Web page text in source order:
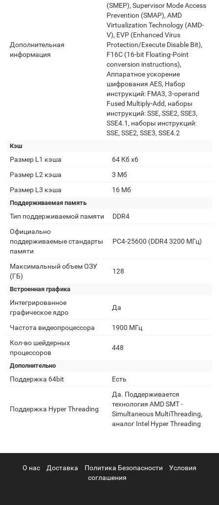
Дополнительная
информация
(SMEP), Supervisor Mode Access
Prevention (SMAP), AMD
Virtualization Technology (AMD-
V), EVP (Enhanced Virus
Protection/Execute Disable Bit),
F16C (16-bit Floating-Point
conversion instructions),
Аппаратное ускорение
шифрования AES, Набор
инструкций: FMA3, 3-operand
Fused Multiply-Add, наборы
инструкций: SSE, SSE2, SSE3,
SSE4.1, наборы инструкций:
SSE, SSE2, SSE3, SSE4.2
Кэш
Размер L1 кэша
64 Кб x6
Размер L2 кэша
3 Мб
Размер L3 кэша
16 Мб
Поддерживаемая память
Тип поддерживаемой памяти
DDR4
Официально
поддерживаемые стандарты
памяти
PC4-25600 (DDR4 3200 МГц)
Максимальный объем ОЗУ
(ГБ)
128
Встроенная графика
Интегрированное
графическое ядро
Да
Частота видеопроцессора
1900 МГц
Кол-во шейдерных
процессоров
448
Дополнительно
Поддержка 64bit Есть
Поддержка Hyper Threading
Да. Поддерживается
технология AMD SMT -
Simultaneous MultiThreading,
аналог Intel Hyper Threading
О нас Доставка Политика Безопасности
Условия
соглашения